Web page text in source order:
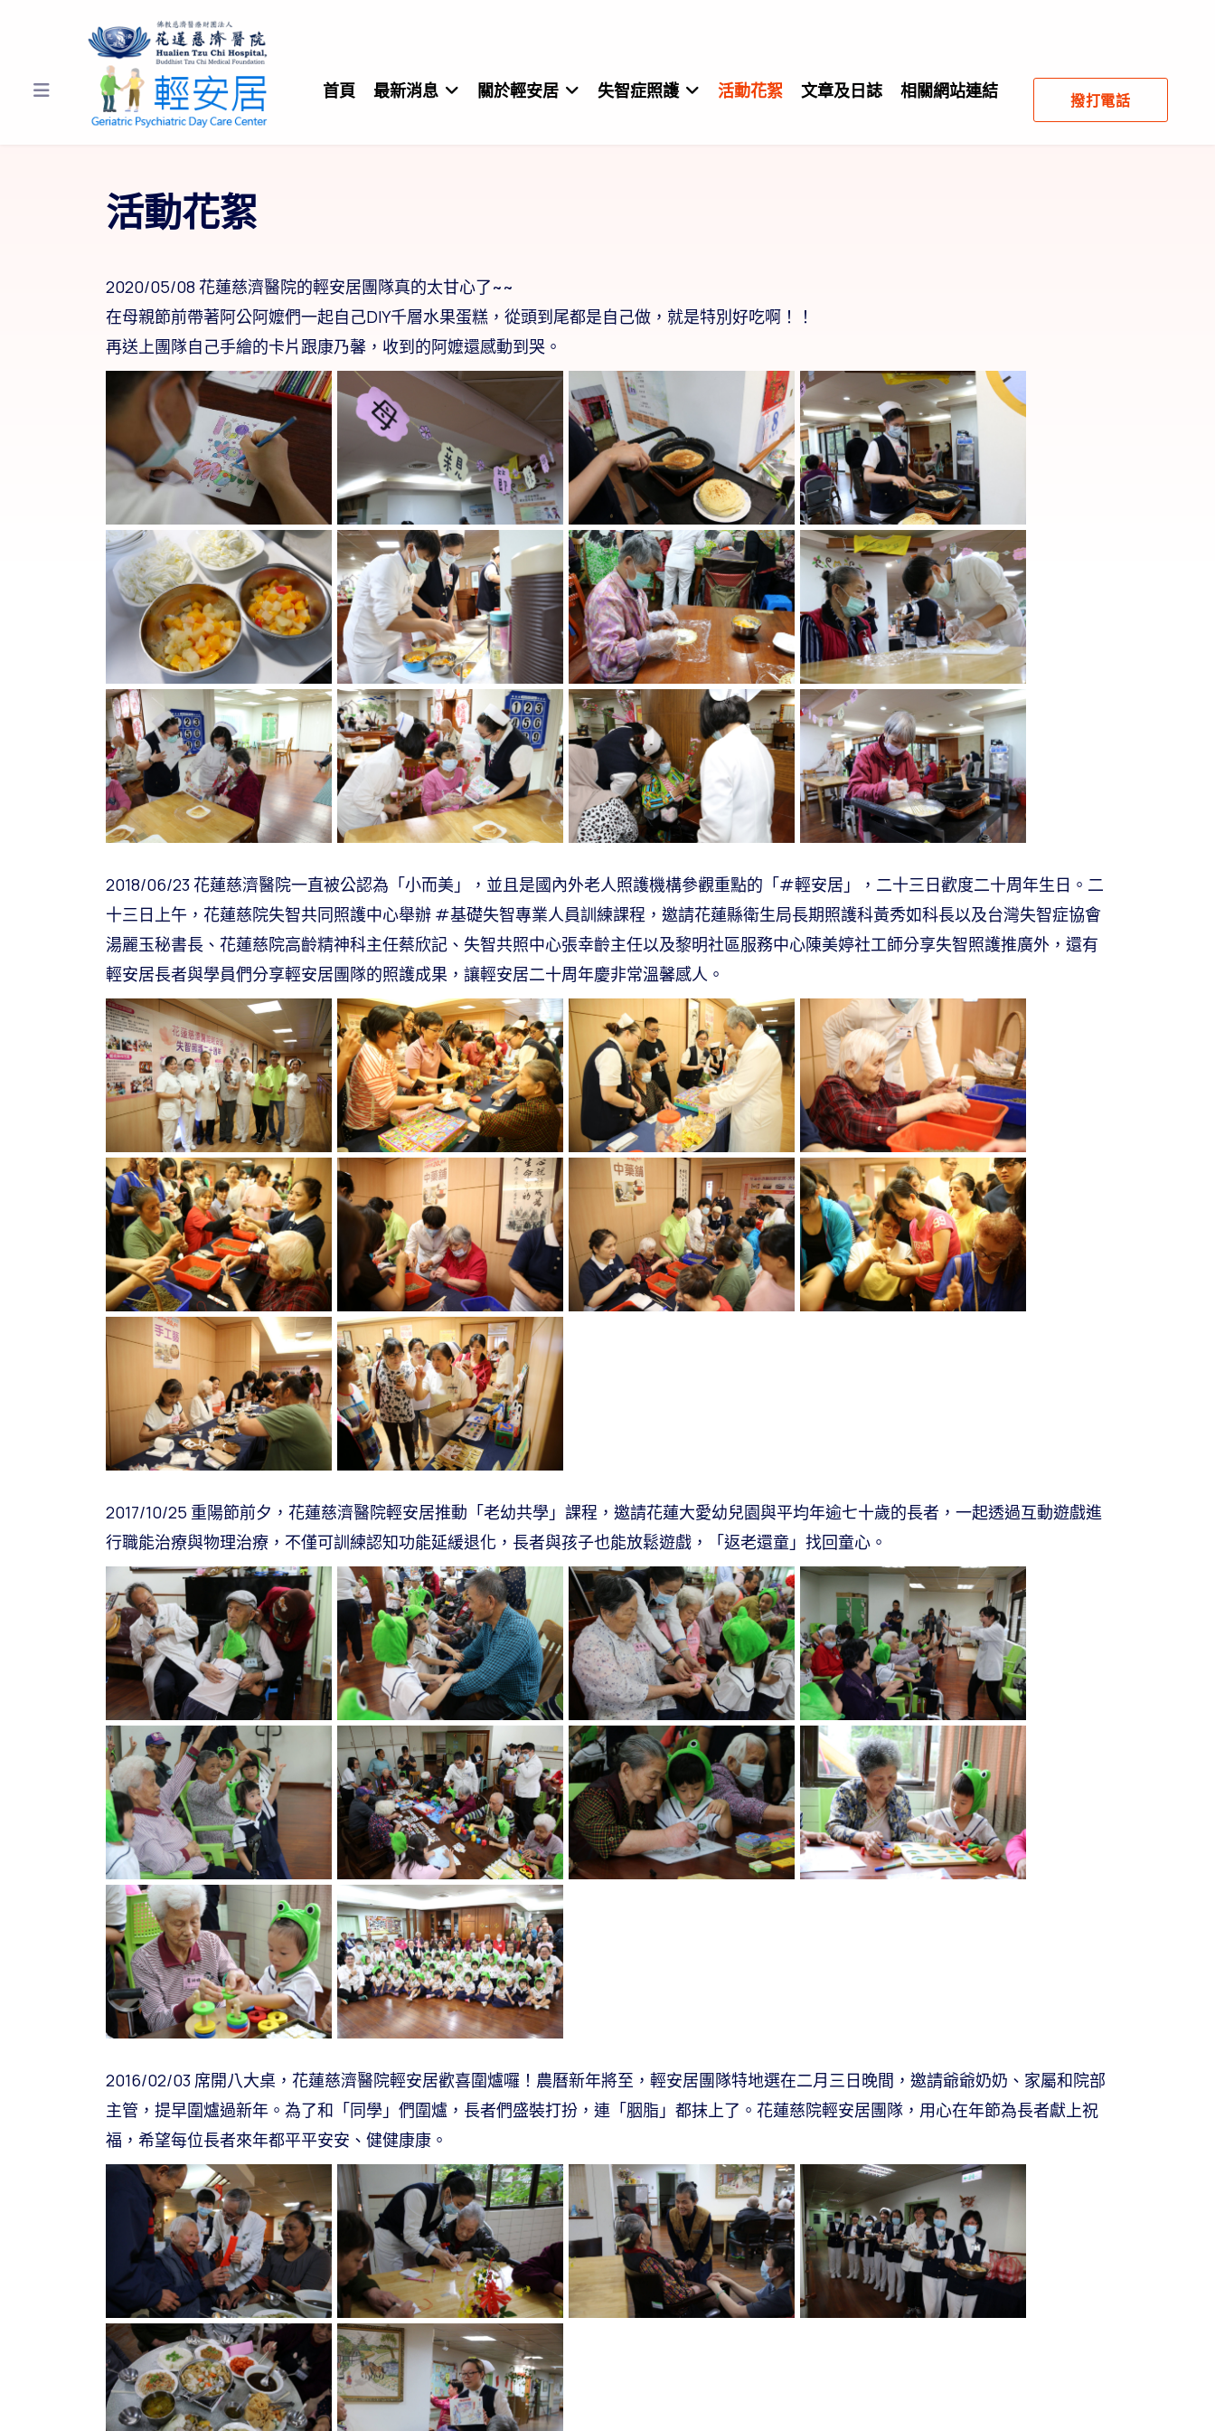
首頁 最新消息 關於輕安居 失智症照護 活動花絮 文章及日誌 相關網站連結 撥打電話
活動花絮
2020/05/08 花蓮慈濟醫院的輕安居團隊真的太甘心了~~
在母親節前帶著阿公阿嬤們一起自己DIY千層水果蛋糕，從頭到尾都是自己做，就是特別好吃啊！！
再送上團隊自己手繪的卡片跟康乃馨，收到的阿嬤還感動到哭。
2018/06/23 花蓮慈濟醫院一直被公認為「小而美」，並且是國內外老人照護機構參觀重點的「#輕安居」，二十三日歡度二十周年生日。二
十三日上午，花蓮慈院失智共同照護中心舉辦 #基礎失智專業人員訓練課程，邀請花蓮縣衛生局長期照護科黃秀如科長以及台灣失智症協會
湯麗玉秘書長、花蓮慈院高齡精神科主任蔡欣記、失智共照中心張幸齡主任以及黎明社區服務中心陳美婷社工師分享失智照護推廣外，還有
輕安居長者與學員們分享輕安居團隊的照護成果，讓輕安居二十周年慶非常溫馨感人。
2017/10/25 重陽節前夕，花蓮慈濟醫院輕安居推動「老幼共學」課程，邀請花蓮大愛幼兒園與平均年逾七十歲的長者，一起透過互動遊戲進
行職能治療與物理治療，不僅可訓練認知功能延緩退化，長者與孩子也能放鬆遊戲，「返老還童」找回童心。
2016/02/03 席開八大桌，花蓮慈濟醫院輕安居歡喜圍爐囉！農曆新年將至，輕安居團隊特地選在二月三日晚間，邀請爺爺奶奶、家屬和院部
主管，提早圍爐過新年。為了和「同學」們圍爐，長者們盛裝打扮，連「胭脂」都抹上了。花蓮慈院輕安居團隊，用心在年節為長者獻上祝
福，希望每位長者來年都平平安安、健健康康。